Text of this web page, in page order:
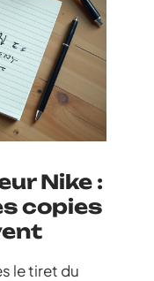
Nike :
copies
le tiret du